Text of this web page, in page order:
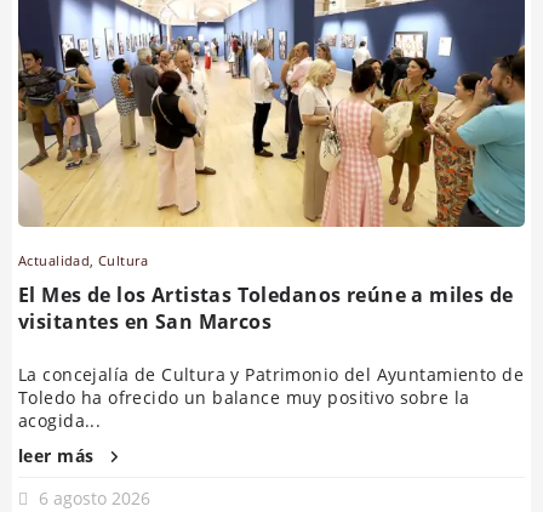
Actualidad,Cultura
El Mes de los Artistas Toledanos reúne a miles de
visitantes en San Marcos
La concejalía de Cultura y Patrimonio del Ayuntamiento de
Toledo ha ofrecido un balance muy positivo sobre la
acogida...
leer más
6 agosto 2026